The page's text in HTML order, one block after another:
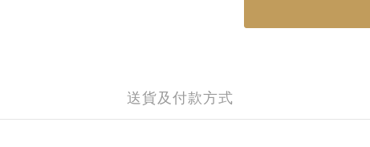
送貨及付款方式